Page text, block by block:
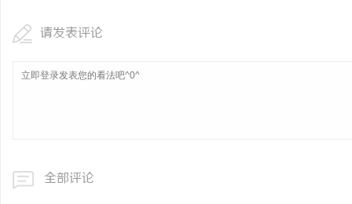
请发表评论
全部评论